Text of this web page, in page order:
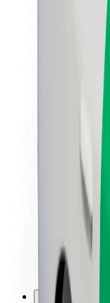
À propos
La
Project
Actualités
Lignes
Notre
Relations
Équipe de
La marque
Ressources
Fonds
Sécurité